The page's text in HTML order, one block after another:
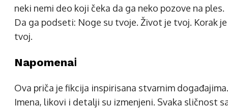
neki nemi deo koji čeka da ga neko pozove na ples.
Da ga podseti: Noge su tvoje. Život je tvoj. Korak je
tvoj.
Napomenaℹ️
Ova priča je fikcija inspirisana stvarnim događajima.
Imena, likovi i detalji su izmenjeni. Svaka sličnost